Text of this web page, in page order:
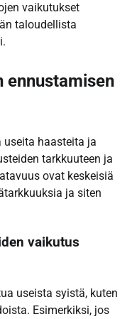
vaikutukset
taloudellista
ennustamisen
useita haasteita ja
tarkkuuteen ja
ovat keskeisiä
ja siten
vaikutus
useista syistä, kuten
Esimerkiksi, jos